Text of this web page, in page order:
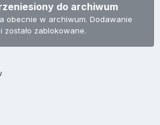
do archiwum
obecnie w archiwum. Dodawanie
zablokowane.